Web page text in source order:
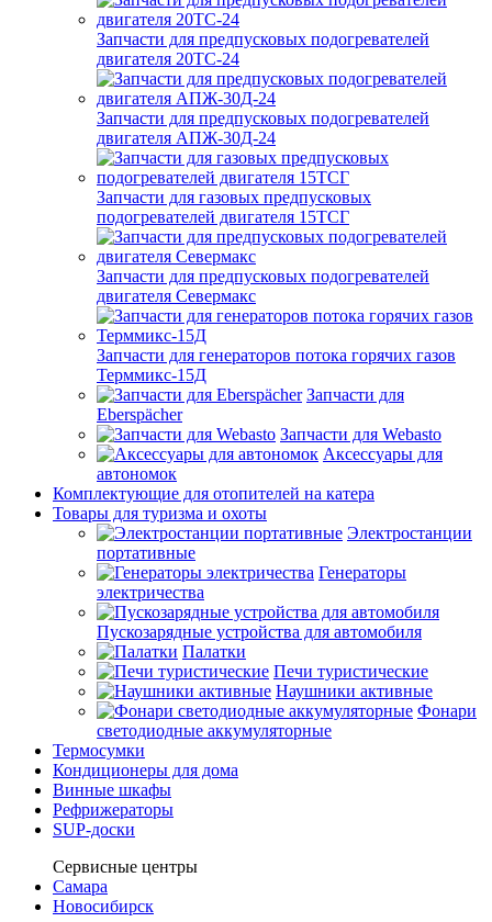
Запчасти для предпусковых подогревателей
двигателя 20ТС-24
Запчасти для предпусковых подогревателей
двигателя АПЖ-30Д-24
Запчасти для газовых предпусковых
подогревателей двигателя 15ТСГ
Запчасти для предпусковых подогревателей
двигателя Севермакс
Запчасти для генераторов потока горячих газов
Терммикс-15Д
Запчасти для
Eberspächer
Запчасти для Webasto
Аксессуары для
автономок
Комплектующие для отопителей на катера
Товары для туризма и охоты
Электростанции
портативные
Генераторы
электричества
Пускозарядные устройства для автомобиля
Палатки
Печи туристические
Наушники активные
Фонари
светодиодные аккумуляторные
Термосумки
Кондиционеры для дома
Винные шкафы
Рефрижераторы
SUP-доски
Сервисные центры
Самара
Новосибирск